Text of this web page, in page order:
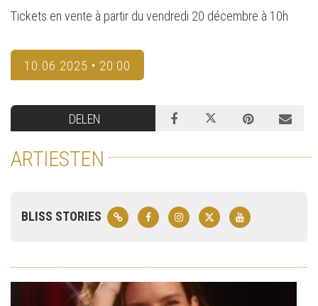
Tickets en vente à partir du vendredi 20 décembre à 10h
10.06.2025 • 20:00
DELEN
ARTIESTEN
BLISS STORIES